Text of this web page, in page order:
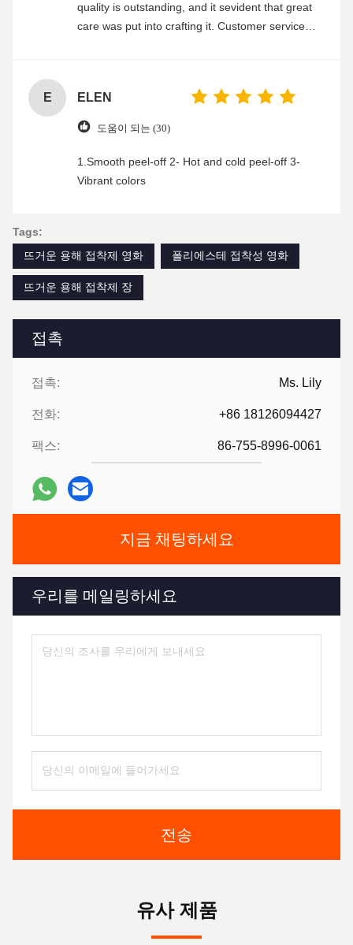
접촉
접촉: Ms. Lily
전화: +86 18126094427
팩스: 86-755-8996-0061
지금 채팅하세요
우리를 메일링하세요
전송
quality is outstanding, and it sevident that great
care was put into crafting it. Customer service
E ELEN
도움이 되는 (30)
1.Smooth peel-off 2- Hot and cold peel-off 3-
Vibrant colors
Tags:
뜨거운 용해 접착제 영화
폴리에스테 접착성 영화
뜨거운 용해 접착제 장
유사 제품